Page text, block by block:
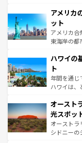
ンツ一覧を
の建物がそ
博物館もあ
ことができ
者向けの交
着のスイス
アメリカ
ット
アメリカ合
東海岸の都
のような巨
ンメント
西部には大
ストーン
文化が魅力
しみながら
るだろう。
ならではの贅沢な
情報は コ
ハワイの
ト
年間を通じ
ハワイは、
ワイ島は見
島だが、静
おすすめ。
文化や歴史
オースト
光スポッ
オーストラ
シドニーの